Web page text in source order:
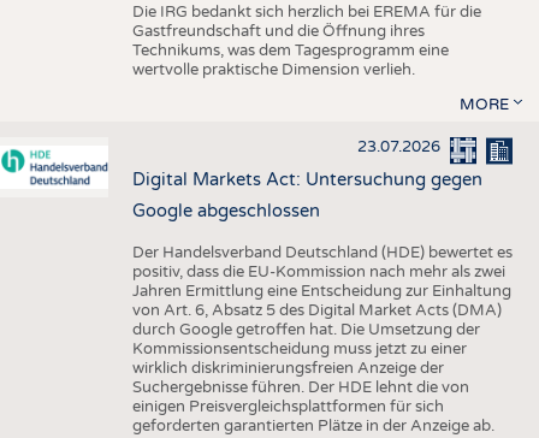
Die IRG bedankt sich herzlich bei EREMA für die
Gastfreundschaft und die Öffnung ihres
Technikums, was dem Tagesprogramm eine
wertvolle praktische Dimension verlieh.
MORE
23.07.2026
Digital Markets Act: Untersuchung gegen
Google abgeschlossen
Der Handelsverband Deutschland (HDE) bewertet es
positiv, dass die EU-Kommission nach mehr als zwei
Jahren Ermittlung eine Entscheidung zur Einhaltung
von Art. 6, Absatz 5 des Digital Market Acts (DMA)
durch Google getroffen hat. Die Umsetzung der
Kommissionsentscheidung muss jetzt zu einer
wirklich diskriminierungsfreien Anzeige der
Suchergebnisse führen. Der HDE lehnt die von
einigen Preisvergleichsplattformen für sich
geforderten garantierten Plätze in der Anzeige ab.